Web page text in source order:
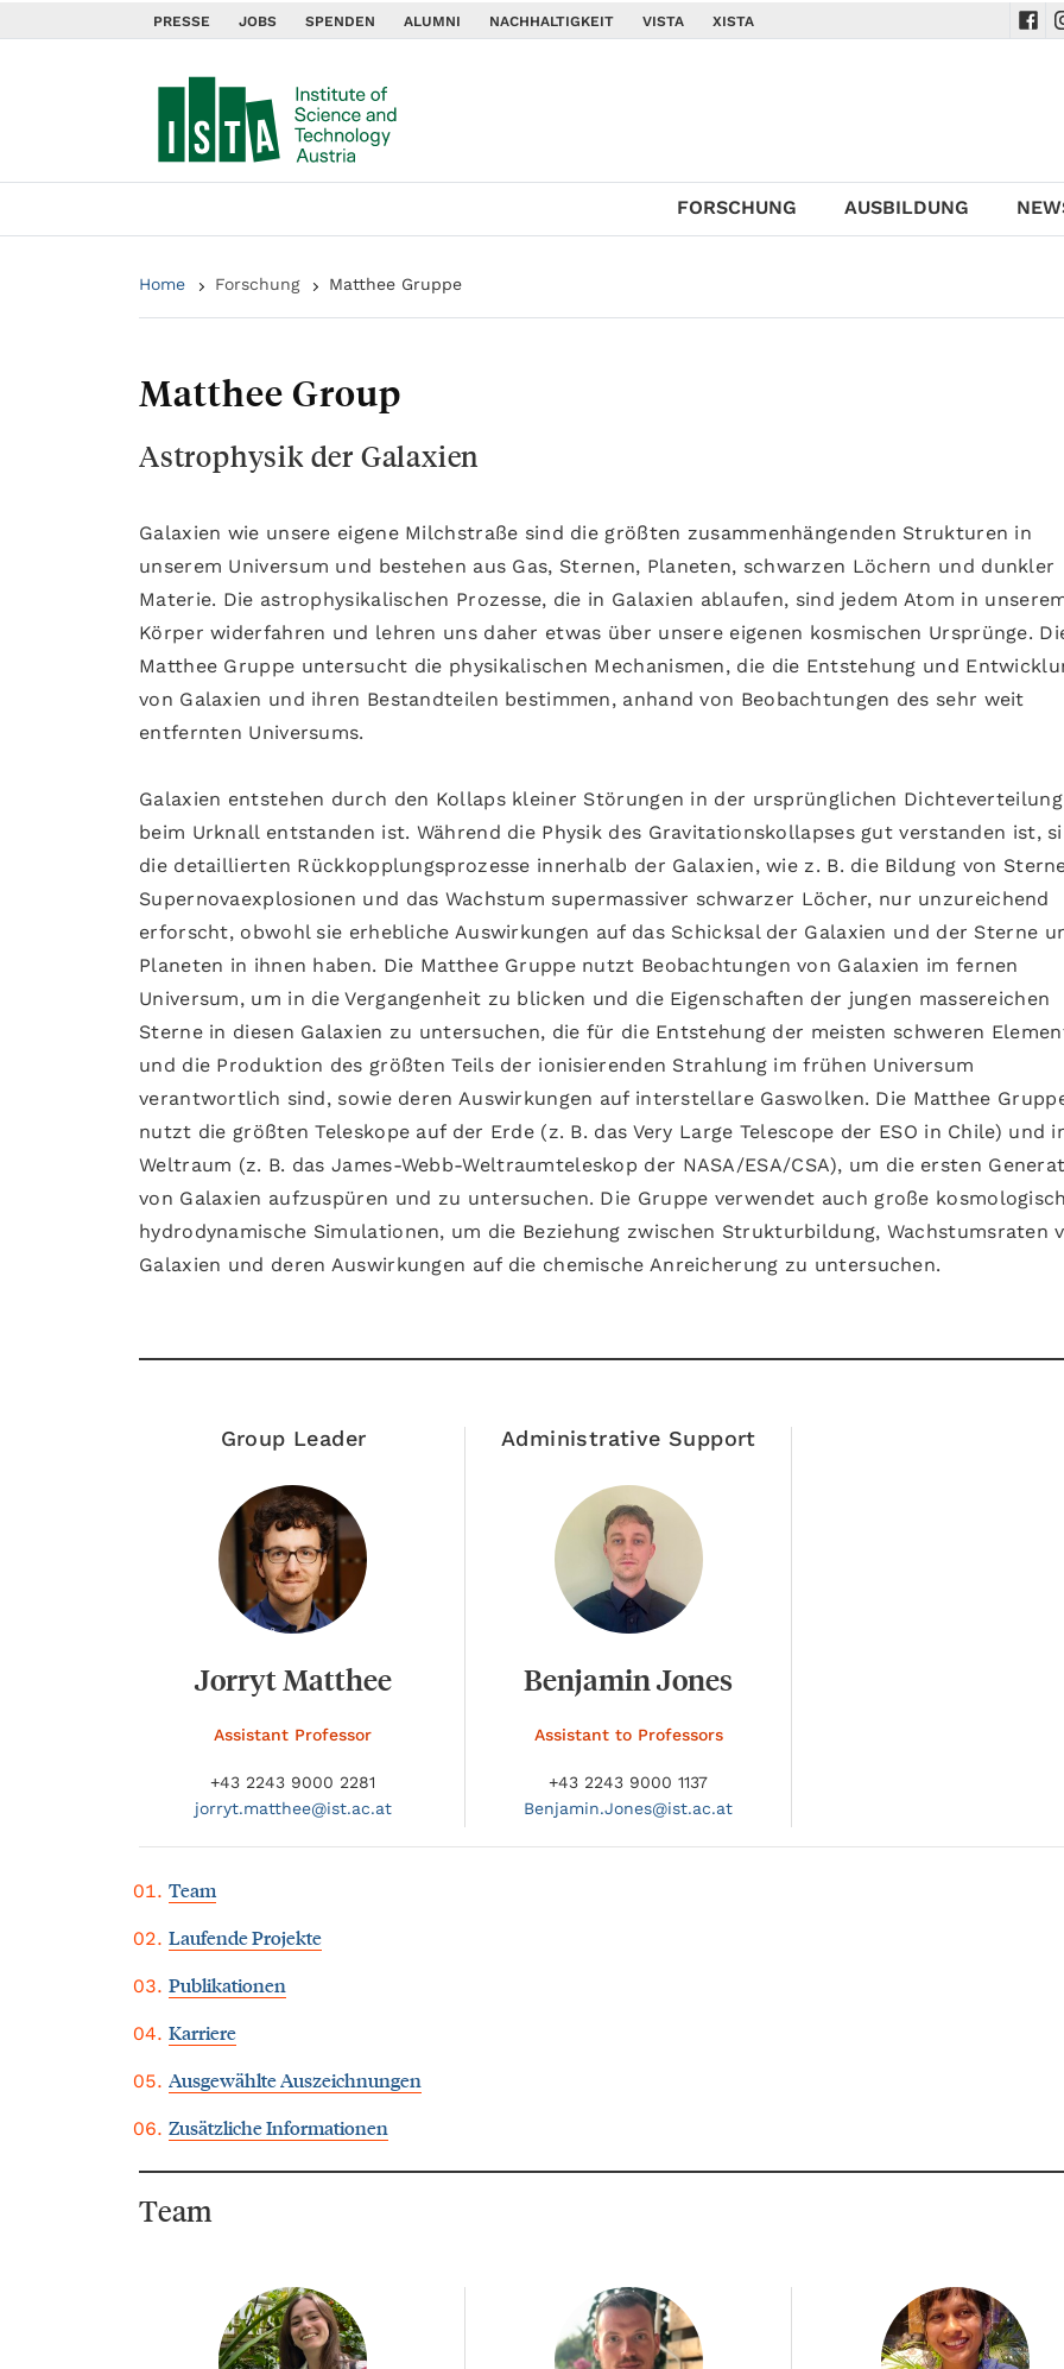
PRESSE JOBS SPENDEN ALUMNI NACHHALTIGKEIT VISTA XISTA
FORSCHUNG AUSBILDUNG
Home Forschung Matthee Gruppe
Matthee Group
Astrophysik der Galaxien
Galaxien wie unsere eigene Milchstraße sind die größten zusammenhängenden Strukturen in
unserem Universum und bestehen aus Gas, Sternen, Planeten, schwarzen Löchern und dunkler
Materie. Die astrophysikalischen Prozesse, die in Galaxien ablaufen, sind jedem Atom in
Körper widerfahren und lehren uns daher etwas über unsere eigenen kosmischen Ursprünge.
Matthee Gruppe untersucht die physikalischen Mechanismen, die die Entstehung und
von Galaxien und ihren Bestandteilen bestimmen, anhand von Beobachtungen des sehr weit
entfernten Universums.
Galaxien entstehen durch den Kollaps kleiner Störungen in der ursprünglichen
beim Urknall entstanden ist. Während die Physik des Gravitationskollapses gut verstanden ist,
die detaillierten Rückkopplungsprozesse innerhalb der Galaxien, wie z. B. die Bildung von
Supernovaexplosionen und das Wachstum supermassiver schwarzer Löcher, nur unzureichend
erforscht, obwohl sie erhebliche Auswirkungen auf das Schicksal der Galaxien und der Sterne
Planeten in ihnen haben. Die Matthee Gruppe nutzt Beobachtungen von Galaxien im fernen
Universum, um in die Vergangenheit zu blicken und die Eigenschaften der jungen massereichen
Sterne in diesen Galaxien zu untersuchen, die für die Entstehung der meisten schweren
und die Produktion des größten Teils der ionisierenden Strahlung im frühen Universum
verantwortlich sind, sowie deren Auswirkungen auf interstellare Gaswolken. Die Matthee
nutzt die größten Teleskope auf der Erde (z. B. das Very Large Telescope der ESO in Chile) und
Weltraum (z. B. das James-Webb-Weltraumteleskop der NASA/ESA/CSA), um die ersten
von Galaxien aufzuspüren und zu untersuchen. Die Gruppe verwendet auch große
hydrodynamische Simulationen, um die Beziehung zwischen Strukturbildung, Wachstumsraten
Galaxien und deren Auswirkungen auf die chemische Anreicherung zu untersuchen.
Group Leader
Jorryt Matthee
Assistant Professor
+43 2243 9000 2281
jorryt.matthee@ist.ac.at
Administrative Support
Benjamin Jones
Assistant to Professors
+43 2243 9000 1137
Benjamin.Jones@ist.ac.at
Team
Laufende Projekte
Publikationen
Karriere
Ausgewählte Auszeichnungen
Zusätzliche Informationen
Team